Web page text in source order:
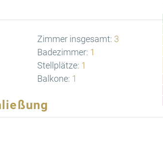
Zimmer insgesamt: 3
Badezimmer: 1
Stellplätze: 1
Balkone: 1